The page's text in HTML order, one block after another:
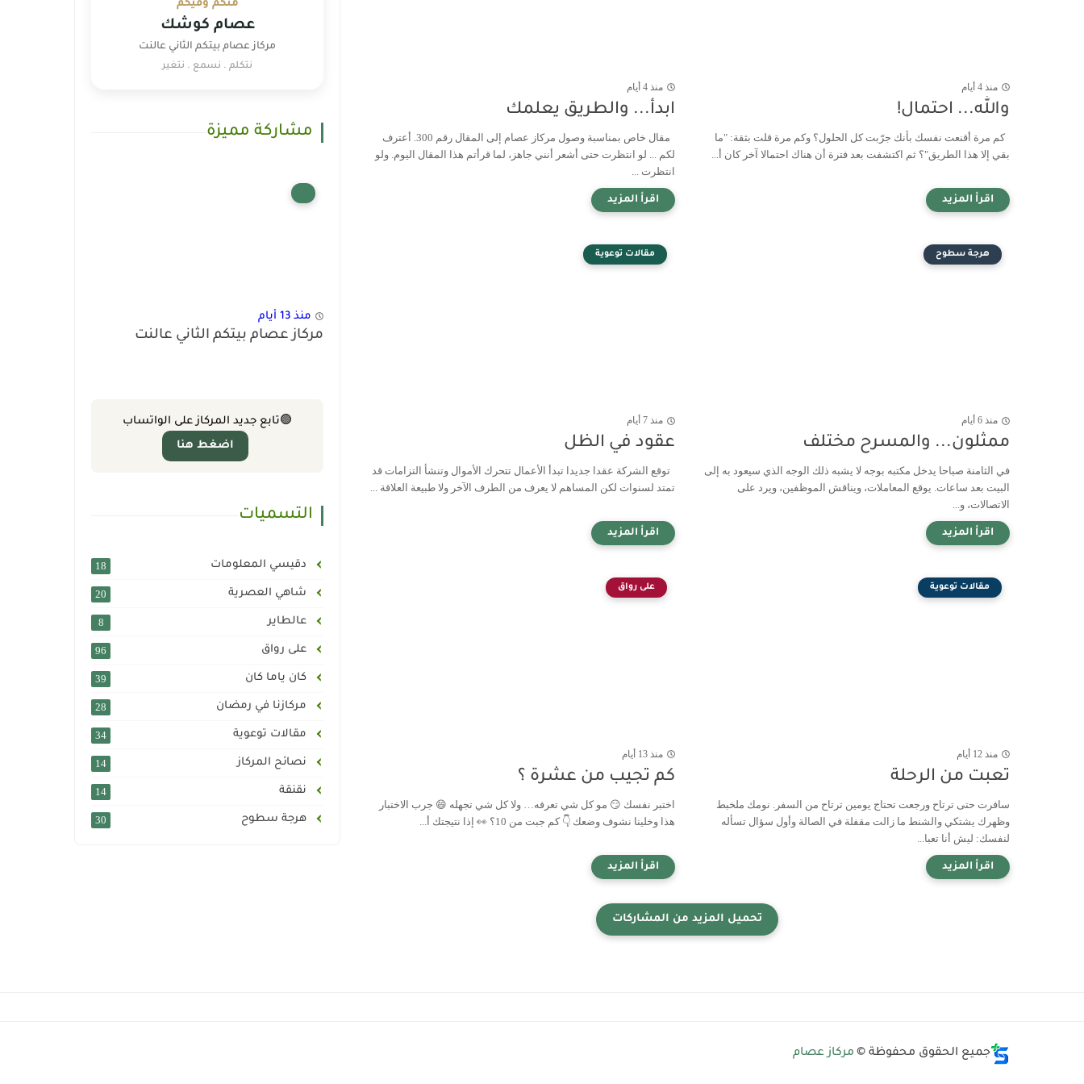
منذ 4 أيام
والله... احتمال!
كم مرة أقنعت نفسك بأنك جرّبت كل الحلول؟ وكم مرة قلت بثقة: "ما
بقي إلا هذا الطريق"؟ ثم اكتشفت بعد فترة أن هناك احتمالا آخر كان أ...
منذ 4 أيام
ابدأ... والطريق يعلمك
مقال خاص بمناسبة وصول مركاز عصام إلى المقال رقم 300. أعترف
لكم ... لو انتظرت حتى أشعر أنني جاهز، لما قرأتم هذا المقال اليوم. ولو
انتظرت ...
هرجة سطوح
منذ 6 أيام
ممثلون... والمسرح مختلف
في الثامنة صباحا يدخل مكتبه بوجه لا يشبه ذلك الوجه الذي سيعود به إلى
البيت بعد ساعات. يوقع المعاملات، ويناقش الموظفين، ويرد على
الاتصالات، و...
مقالات توعوية
منذ 7 أيام
عقود في الظل
توقع الشركة عقدا جديدا تبدأ الأعمال تتحرك الأموال وتنشأ التزامات قد
تمتد لسنوات لكن المساهم لا يعرف من الطرف الآخر ولا طبيعة العلاقة ...
مقالات توعوية
منذ 12 أيام
تعبت من الرحلة
سافرت حتى ترتاح ورجعت تحتاج يومين ترتاح من السفر. نومك ملخبط
وظهرك يشتكي والشنط ما زالت مقفلة في الصالة وأول سؤال تسأله
لنفسك: ليش أنا تعبا...
على رواق
منذ 13 أيام
كم تجيب من عشرة ؟
اختبر نفسك 😏 مو كل شي تعرفه… ولا كل شي تجهله 😄 جرب الاختبار
هذا وخلينا نشوف وضعك 👇 كم جبت من 10؟ 👀 إذا نتيجتك أ...
منكم وفيكم
عصام كوشك
مركاز عصام بيتكم الثاني عالنت
نتكلم . نسمع . نتغير
مشاركة مميزة
منذ 13 أيام
مركاز عصام بيتكم الثاني عالنت
🟢تابع جديد المركاز على الواتساب
اضغط هنا
التسميات
دقيسي المعلومات 18
شاهي العصرية 20
عالطاير 8
على رواق 96
كان ياما كان 39
مركازنا في رمضان 28
مقالات توعوية 34
نصائح المركاز 14
نقنقة 14
هرجة سطوح 30
جميع الحقوق محفوظة © مركاز عصام